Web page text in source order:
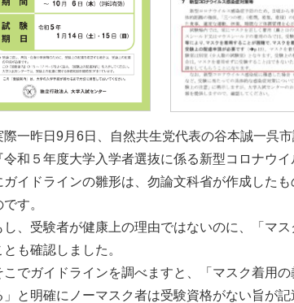
一昨日9月6日、自然共生党代表の谷本誠一呉
令和５年度大学入学者選抜に係る新型コロナウ
ガイドラインの雛形は、勿論文科省が作成した
です。
、受験者が健康上の理由ではないのに、「マ
とも確認しました。
でガイドラインを調べますと、「マスク着用
」と明確にノーマスク者は受験資格がない旨が